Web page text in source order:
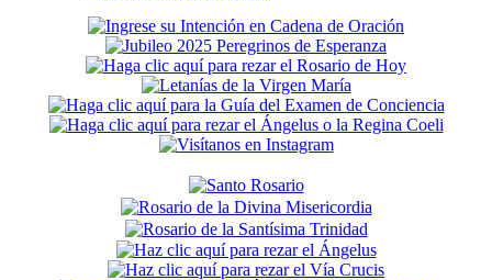
Secondary
Sidebar